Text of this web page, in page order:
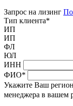
Запрос на лизинг
Тип клиента*
ИП
ИП
ФЛ
ЮЛ
ИНН
ФИО*
Укажите Ваш регион
менеджера в вашем